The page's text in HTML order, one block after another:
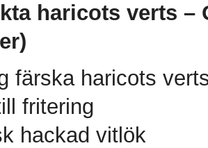
haricots verts –
färska haricots
fritering
hackad vitlök